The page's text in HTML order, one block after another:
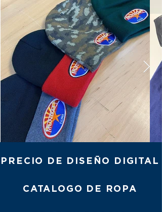
PRECIO DE DISEÑO DIGITAL
CATALOGO DE ROPA